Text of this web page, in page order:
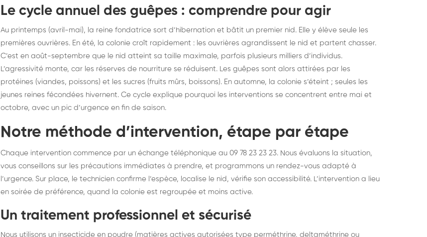
Le cycle annuel des guêpes : comprendre pour agir
Au printemps (avril-mai), la reine fondatrice sort d’hibernation et bâtit un premier nid. Elle y élève seule les
premières ouvrières. En été, la colonie croît rapidement : les ouvrières agrandissent le nid et partent chasser.
C’est en août-septembre que le nid atteint sa taille maximale, parfois plusieurs milliers d’individus.
L’agressivité monte, car les réserves de nourriture se réduisent. Les guêpes sont alors attirées par les
protéines (viandes, poissons) et les sucres (fruits mûrs, boissons). En automne, la colonie s’éteint ; seules les
jeunes reines fécondées hivernent. Ce cycle explique pourquoi les interventions se concentrent entre mai et
octobre, avec un pic d’urgence en fin de saison.
Notre méthode d’intervention, étape par étape
Chaque intervention commence par un échange téléphonique au 09 78 23 23 23. Nous évaluons la situation,
vous conseillons sur les précautions immédiates à prendre, et programmons un rendez-vous adapté à
l’urgence. Sur place, le technicien confirme l’espèce, localise le nid, vérifie son accessibilité. L’intervention a lieu
en soirée de préférence, quand la colonie est regroupée et moins active.
Un traitement professionnel et sécurisé
Nous utilisons un insecticide en poudre (matières actives autorisées type perméthrine, deltaméthrine ou